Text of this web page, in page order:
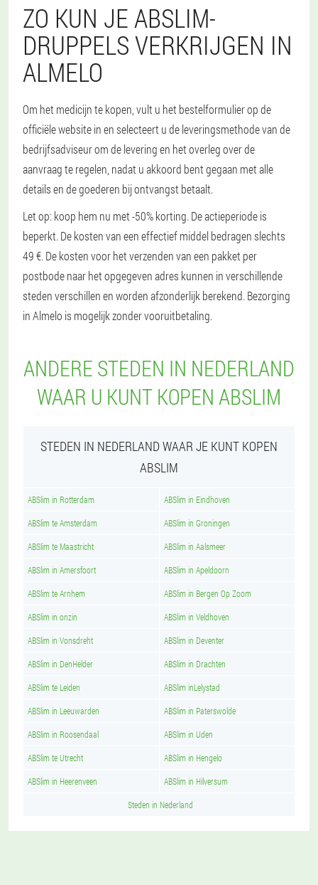
ZO KUN JE ABSLIM-
DRUPPELS VERKRIJGEN IN
ALMELO
Om het medicijn te kopen, vult u het bestelformulier op de
officiële website in en selecteert u de leveringsmethode van de
bedrijfsadviseur om de levering en het overleg over de
aanvraag te regelen, nadat u akkoord bent gegaan met alle
details en de goederen bij ontvangst betaalt.
Let op: koop hem nu met -50% korting. De actieperiode is
beperkt. De kosten van een effectief middel bedragen slechts
49 €. De kosten voor het verzenden van een pakket per
postbode naar het opgegeven adres kunnen in verschillende
steden verschillen en worden afzonderlijk berekend. Bezorging
in Almelo is mogelijk zonder vooruitbetaling.
ANDERE STEDEN IN NEDERLAND
WAAR U KUNT KOPEN ABSLIM
STEDEN IN NEDERLAND WAAR JE KUNT KOPEN
ABSLIM
ABSlim in Rotterdam ABSlim in Eindhoven
ABSlim te Amsterdam ABSlim in Groningen
ABSlim te Maastricht ABSlim in Aalsmeer
ABSlim in Amersfoort ABSlim in Apeldoorn
ABSlim te Arnhem ABSlim in Bergen Op Zoom
ABSlim in onzin ABSlim in Veldhoven
ABSlim in Vonsdreht ABSlim in Deventer
ABSlim in DenHelder ABSlim in Drachten
ABSlim te Leiden ABSlim inLelystad
ABSlim in Leeuwarden ABSlim in Paterswolde
ABSlim in Roosendaal ABSlim in Uden
ABSlim te Utrecht ABSlim in Hengelo
ABSlim in Heerenveen ABSlim in Hilversum
Steden in Nederland